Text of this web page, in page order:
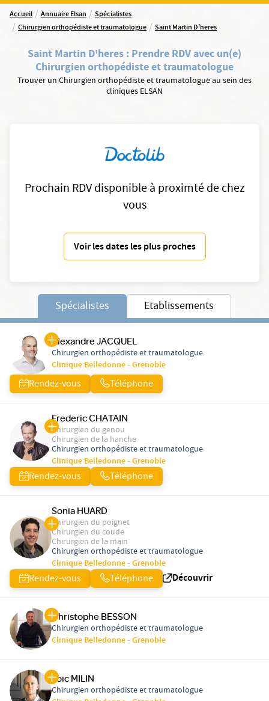
Accueil / Annuaire Elsan / Spécialistes
/ Chirurgien orthopédiste et traumatologue / Saint Martin D'heres
Saint Martin D'heres : Prendre RDV avec un(e)
Chirurgien orthopédiste et traumatologue
Trouver un Chirurgien orthopédiste et traumatologue au sein des
cliniques ELSAN
Prochain RDV disponible à proximté de chez
vous
Voir les dates les plus proches
Spécialistes Etablissements
Alexandre JACQUEL
Chirurgien orthopédiste et traumatologue
Clinique Belledonne - Grenoble
Rendez-vous Téléphone
Frederic CHATAIN
Chirurgien du genou
Chirurgien de la hanche
Chirurgien orthopédiste et traumatologue
Clinique Belledonne - Grenoble
Rendez-vous Téléphone
Sonia HUARD
Chirurgien du poignet
Chirurgien du coude
Chirurgien de la main
Chirurgien orthopédiste et traumatologue
Clinique Belledonne - Grenoble
Rendez-vous Téléphone Découvrir
Christophe BESSON
Chirurgien orthopédiste et traumatologue
Clinique Belledonne - Grenoble
Loic MILIN
Chirurgien orthopédiste et traumatologue